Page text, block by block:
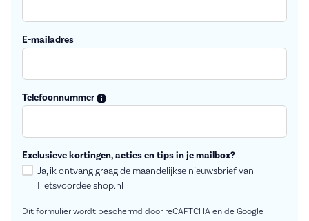
E-mailadres
Telefoonnummer
Exclusieve kortingen, acties en tips in je mailbox?
Ja, ik ontvang graag de maandelijkse nieuwsbrief van
Fietsvoordeelshop.nl
Dit formulier wordt beschermd door reCAPTCHA en de Google